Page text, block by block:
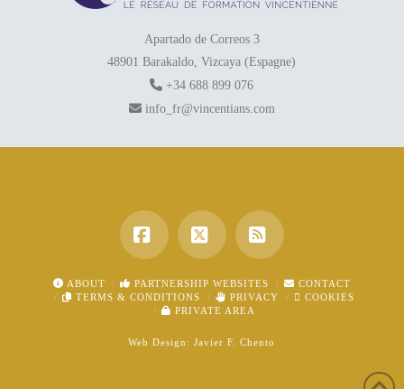
Apartado de Correos 3
48901 Barakaldo, Vizcaya (Espagne)
+34 688 899 076
info_fr@vincentians.com
Facebook
X RSS
ABOUT PARTNERSHIP WEBSITES
CONTACT
TERMS & CONDITIONS
PRIVACY
COOKIES
PRIVATE AREA
Web Design:Javier F. Chento